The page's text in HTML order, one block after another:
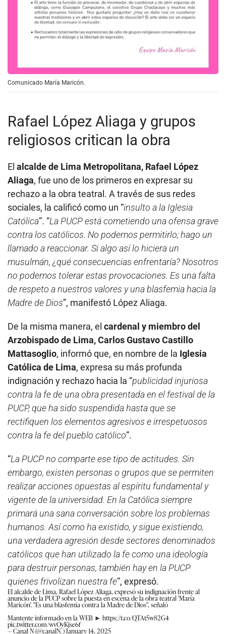
Comunicado María Maricón.
Rafael López Aliaga y grupos
religiosos critican la obra
El alcalde de Lima Metropolitana, Rafael López
Aliaga, fue uno de los primeros en expresar su
rechazo a la obra teatral. A través de sus redes
sociales, la calificó como un “insulto a la Iglesia
Católica”. “La PUCP está cometiendo una ofensa grave
contra los católicos. No podemos permitirlo; hago un
llamado a reaccionar. Si algo así lo hiciera un
musulmán, ¿qué consecuencias enfrentaría? Nosotros
no podemos tolerar estas provocaciones. Es una falta
de respeto a nuestros valores y una blasfemia hacia la
Madre de Dios”, manifestó López Aliaga.
De la misma manera, el cardenal y miembro del
Arzobispado de Lima, Carlos Gustavo Castillo
Mattasoglio, informó que, en nombre de la Iglesia
Católica de Lima, expresa su más profunda
indignación y rechazo hacia la “publicidad injuriosa
contra la fe de una obra presentada en el festival de la
PUCP, que ha sido suspendida hasta que se
rectifiquen los elementos agresivos e irrespetuosos
contra la fe del pueblo católico”.
“La PUCP no comparte ese tipo de actitudes. Sin
embargo, existen personas o grupos que se permiten
realizar acciones opuestas al espíritu fundamental y
vigente de la universidad. En la Católica siempre
primará una sana conversación sobre los problemas
humanos. Así como ha existido, y sigue existiendo,
una verdadera agresión desde sectores denominados
católicos que han utilizado la fe como una ideología
para destruir personas, también hay en la PUCP
quienes frivolizan nuestra fe”, expresó.
El alcalde de Lima, Rafael López Aliaga, expresó su indignación frente al
anuncio de la PUCP sobre la puesta en escena de la obra teatral 'María
Maricón'. "Es una blasfemia contra la Madre de Dios", señaló
Mantente informado en la WEB ► https://t.co/QTAt5w82G4
pic.twitter.com/wvOyKjse6f
— Canal N (@canalN_)January 14, 2025